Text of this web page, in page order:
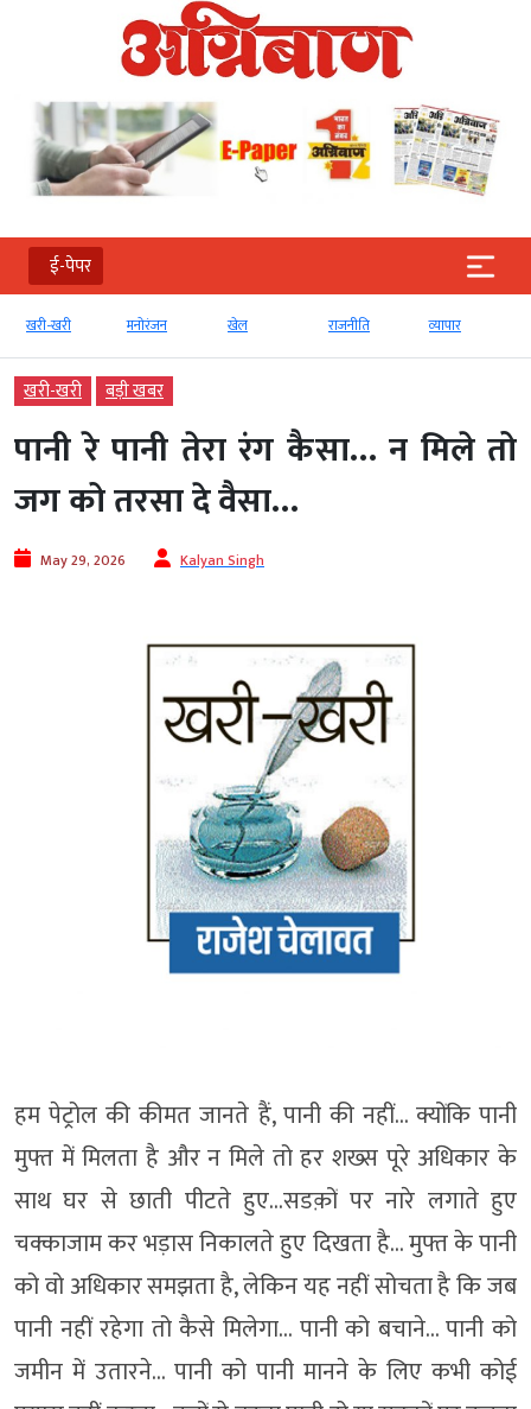
ई-पेपर
खरी-खरी मनोरंजन खेल राजनीति व्‍यापार
खरी-खरी बड़ी खबर
पानी रे पानी तेरा रंग कैसा… न मिले तो
जग को तरसा दे वैसा…
May 29, 2026 Kalyan Singh
हम पेट्रोल की कीमत जानते हैं, पानी की नहीं… क्योंकि पानी
मुफ्त में मिलता है और न मिले तो हर शख्स पूरे अधिकार के
साथ घर से छाती पीटते हुए…सडक़ों पर नारे लगाते हुए
चक्काजाम कर भड़ास निकालते हुए दिखता है… मुफ्त के पानी
को वो अधिकार समझता है, लेकिन यह नहीं सोचता है कि जब
पानी नहीं रहेगा तो कैसे मिलेगा… पानी को बचाने… पानी को
जमीन में उतारने… पानी को पानी मानने के लिए कभी कोई